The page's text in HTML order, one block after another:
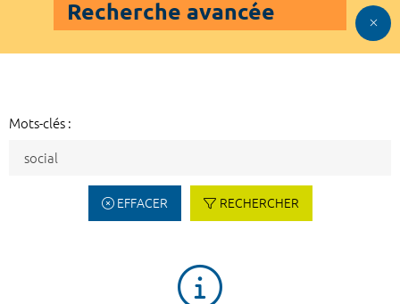
Recherche avancée
Mots-clés :
EFFACER RECHERCHER